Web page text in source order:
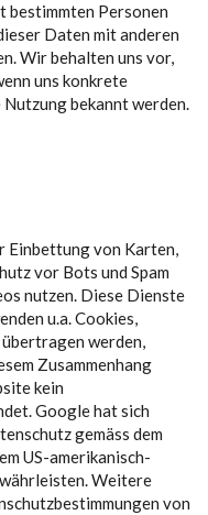
bestimmten Personen
Daten mit anderen
Wir behalten uns vor,
uns konkrete
bekannt werden.
Einbettung von Karten,
vor Bots und Spam
nutzen. Diese Dienste
u.a. Cookies,
werden,
Zusammenhang
kein
Google hat sich
gemäss dem
US-amerikanisch-
Weitere
von